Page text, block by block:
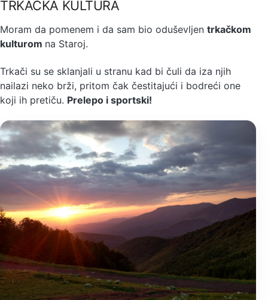
TRKAČKA KULTURA
Moram da pomenem i da sam bio oduševljen trkačkom
kulturom na Staroj.
Trkači su se sklanjali u stranu kad bi čuli da iza njih
nailazi neko brži, pritom čak čestitajući i bodreći one
koji ih pretiču. Prelepo i sportski!